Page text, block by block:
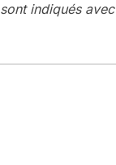
indiqués avec